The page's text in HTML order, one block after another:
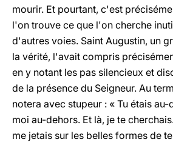
mourir. Et pourtant, c'est
l'on trouve ce que l'on cherche
d'autres voies. Saint Augustin, un
la vérité, l'avait compris
en y notant les pas silencieux et
de la présence du Seigneur. Au
notera avec stupeur : « Tu étais
moi au-dehors. Et là, je te
me jetais sur les belles formes de